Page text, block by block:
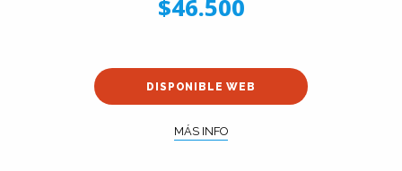
$46.500
DISPONIBLE WEB
MÁS INFO